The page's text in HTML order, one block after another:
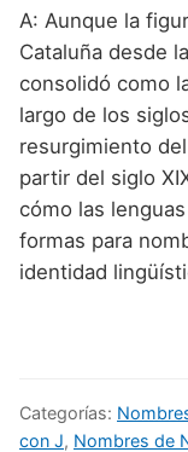
A: Aunque la
Cataluña desde
consolidó como
largo de los
resurgimiento
partir del siglo
cómo las
formas para
identidad
Categorías:
con J, Nombres de